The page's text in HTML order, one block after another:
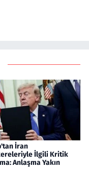
İran
İlgili Kritik
Anlaşma Yakın